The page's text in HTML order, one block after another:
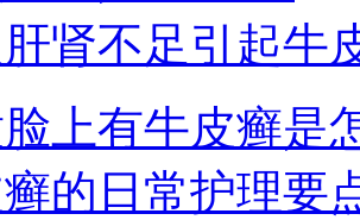
肝肾不足引起牛
脸上有牛皮癣是
癣的日常护理要